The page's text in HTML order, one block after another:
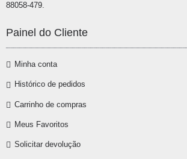
88058-479.
Painel do Cliente
Minha conta
Histórico de pedidos
Carrinho de compras
Meus Favoritos
Solicitar devolução